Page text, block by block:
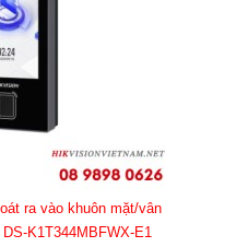
ra vào khuôn mặt/vân
K1T344MBFWX-E1